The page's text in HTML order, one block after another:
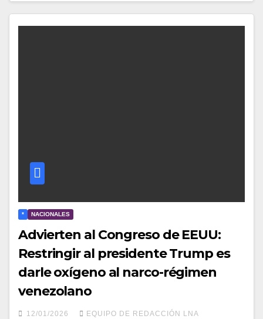
* NACIONALES
Advierten al Congreso de EEUU:
Restringir al presidente Trump es
darle oxígeno al narco-régimen
venezolano
12/01/2026 EQUIPO DE REDACCIÓN LNA